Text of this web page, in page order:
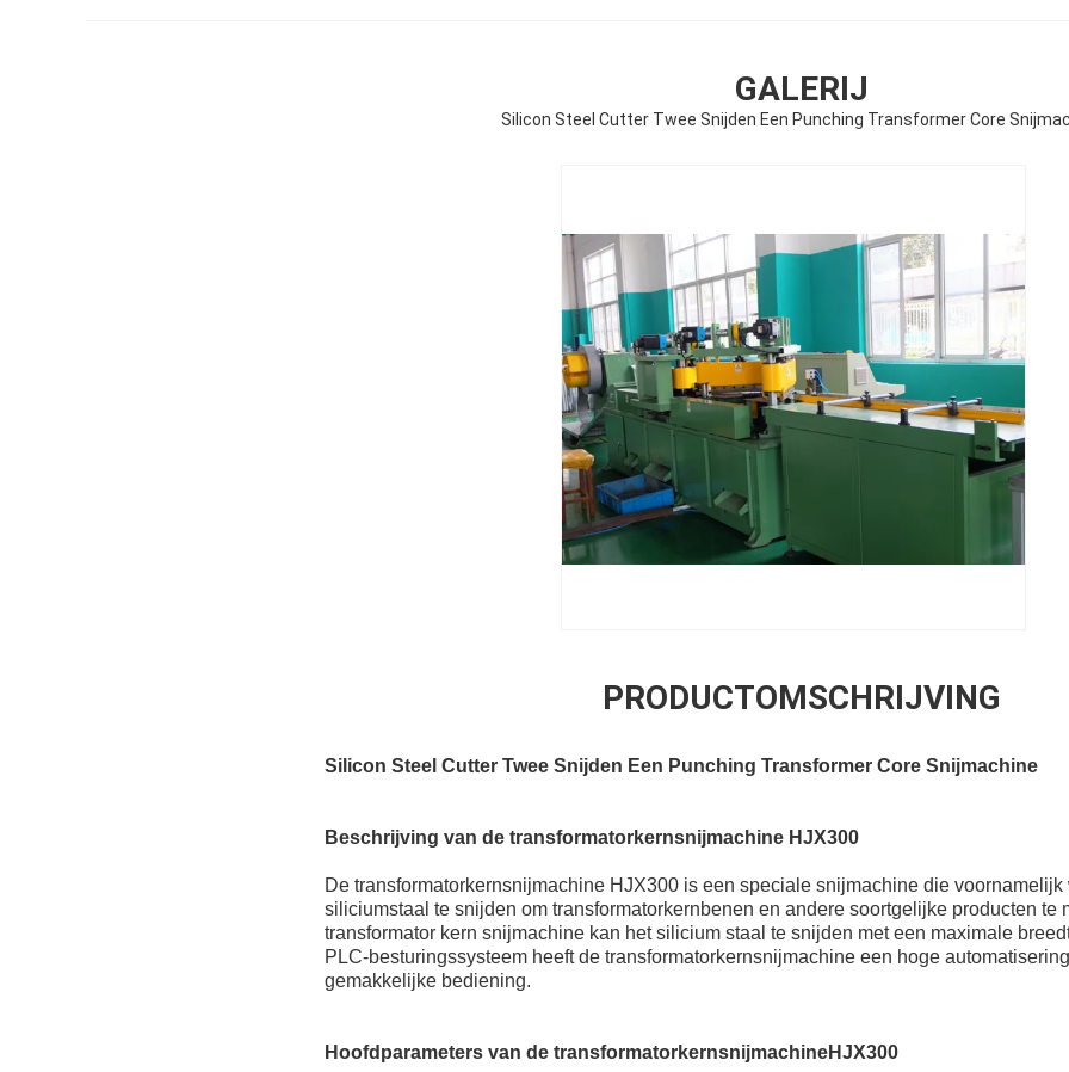
GALERIJ
Silicon Steel Cutter Twee Snijden Een Punching Transformer Core
PRODUCTOMSCHRIJVING
Silicon Steel Cutter Twee Snijden Een Punching Transformer Core Snijmachine
Beschrijving van de transformatorkernsnijmachine HJX300
De transformatorkernsnijmachine HJX300 is een speciale snijmachine die voornamelijk
siliciumstaal te snijden om transformatorkernbenen en andere soortgelijke producten te
transformator kern snijmachine kan het silicium staal te snijden met een maximale
PLC-besturingssysteem heeft de transformatorkernsnijmachine een hoge
gemakkelijke bediening.
Hoofdparameters van de transformatorkernsnijmachineHJX300